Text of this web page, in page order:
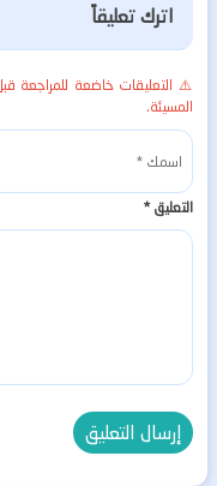
اترك تعليقاً
⚠️ التعليقات خاضعة للمراجعة
المسيئة.
التعليق*